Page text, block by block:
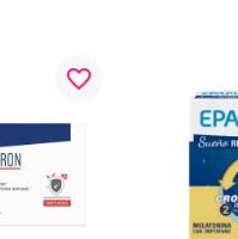
favorite_border